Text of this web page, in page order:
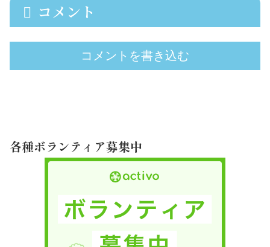
コメント
コメントを書き込む
各種ボランティア募集中